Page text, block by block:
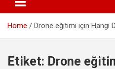
Home Drone eğitimi için Hangi
Etiket: Drone